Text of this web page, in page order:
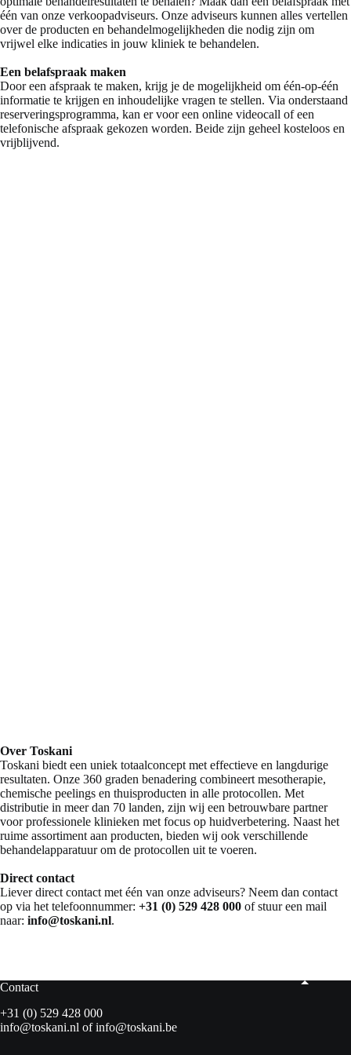
één van onze verkoopadviseurs. Onze adviseurs kunnen alles vertellen
over de producten en behandelmogelijkheden die nodig zijn om
vrijwel elke indicaties in jouw kliniek te behandelen.
Een belafspraak maken
Door een afspraak te maken, krijg je de mogelijkheid om één-op-één
informatie te krijgen en inhoudelijke vragen te stellen. Via onderstaand
reserveringsprogramma, kan er voor een online videocall of een
telefonische afspraak gekozen worden. Beide zijn geheel kosteloos en
vrijblijvend.
Over Toskani
Toskani biedt een uniek totaalconcept met effectieve en langdurige
resultaten. Onze 360 graden benadering combineert mesotherapie,
chemische peelings en thuisproducten in alle protocollen. Met
distributie in meer dan 70 landen, zijn wij een betrouwbare partner
voor professionele klinieken met focus op huidverbetering. Naast het
ruime assortiment aan producten, bieden wij ook verschillende
behandelapparatuur om de protocollen uit te voeren.
Direct contact
Liever direct contact met één van onze adviseurs? Neem dan contact
op via het telefoonnummer: +31 (0) 529 428 000 of stuur een mail
naar: info@toskani.nl.
Contact
+31 (0) 529 428 000
info@toskani.nl ofinfo@toskani.be